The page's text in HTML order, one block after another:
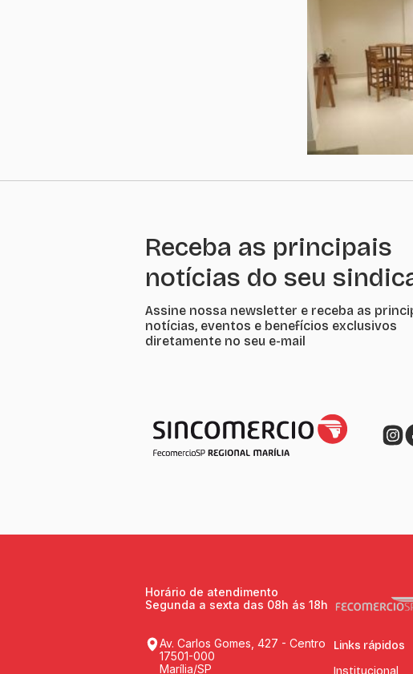
Receba as principais
notícias do seu
Assine nossa newsletter e receba as
notícias, eventos e benefícios exclusivos
diretamente no seu e-mail
Horário de atendimento
Segunda a sexta das 08h ás 18h
Av. Carlos Gomes, 427 - Centro
17501-000
Marília/SP
Links rápidos